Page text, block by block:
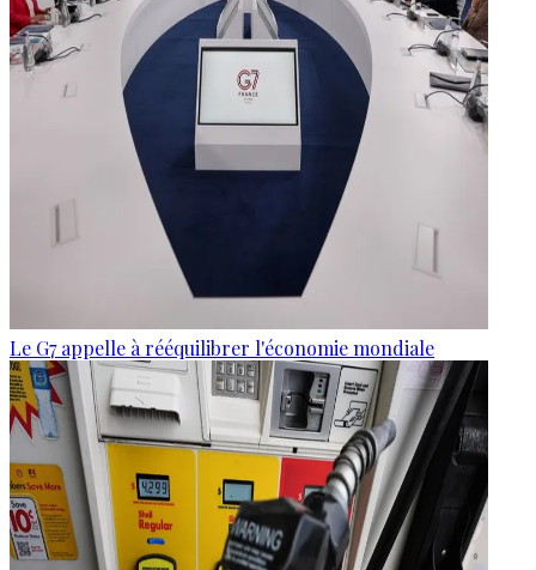
Le G7 appelle à rééquilibrer l'économie mondiale